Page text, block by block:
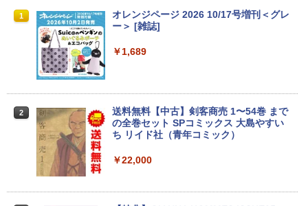
1
中古パソコン | Dell | Latitude 3590 | Wi
ndows11 | ノートPC | 一年保証 | 第8世
MEM:8GB | SSD:256GB(新品) | 光学ド
￥18,000
【中古】 マウスコンピューター m-Book
1
【★最大100%ポイント】おまかせ 中古
パソコン Windows XP Celeron or Core
搭載 リフレッシュPC デスクトップ 中古
【中古】純正ATI Apple Radeon HD 577
ップ 102C0160200
1
【おまかせ】モニター 23インチ 1920x1
080 フルHD HDMI PCモニター 中古ディ
2
【500円クーポン＋ポイント最大31.5%還
元！】モバイルモニター 15.6 インチ FH
D 1920×1080 1080P Fast IPS パネル 非
g スピーカー内蔵 Type-C/HDMI 接続 PS
1
オレンジページ 2026 10/17号増刊＜グレ
ー＞ [雑誌]
￥1,689
2
送料無料【中古】剣客商売 1〜54巻 まで
の全巻セット SPコミックス 大島やすい
ち リイド社（青年コミック）
￥22,000